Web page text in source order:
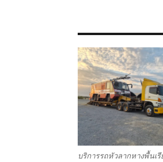
บริการรถหัวลากหางพื้นเ